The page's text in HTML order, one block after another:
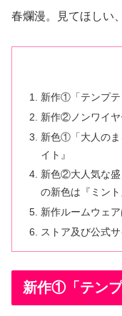
春爛漫。見てほしい
新作①「テンプテ
新作②ノンワイヤ
新色①「大人のま
イト』
新色②大人気な盛
の新色は『ミント
新作ルームウェ
ストア及び公式
新作①「テンプ